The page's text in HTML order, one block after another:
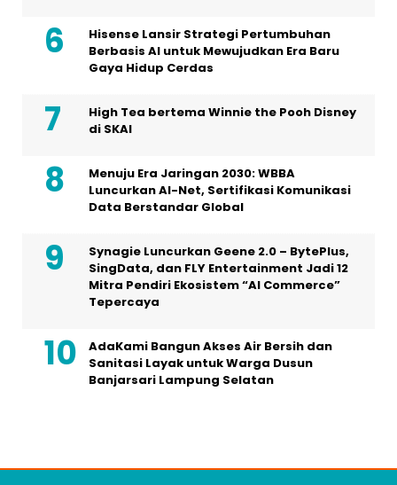
Hisense Lansir Strategi Pertumbuhan
Berbasis AI untuk Mewujudkan Era Baru
Gaya Hidup Cerdas
High Tea bertema Winnie the Pooh Disney
di SKAI
Menuju Era Jaringan 2030: WBBA
Luncurkan AI-Net, Sertifikasi Komunikasi
Data Berstandar Global
Synagie Luncurkan Geene 2.0 – BytePlus,
SingData, dan FLY Entertainment Jadi 12
Mitra Pendiri Ekosistem “AI Commerce”
Tepercaya
AdaKami Bangun Akses Air Bersih dan
Sanitasi Layak untuk Warga Dusun
Banjarsari Lampung Selatan